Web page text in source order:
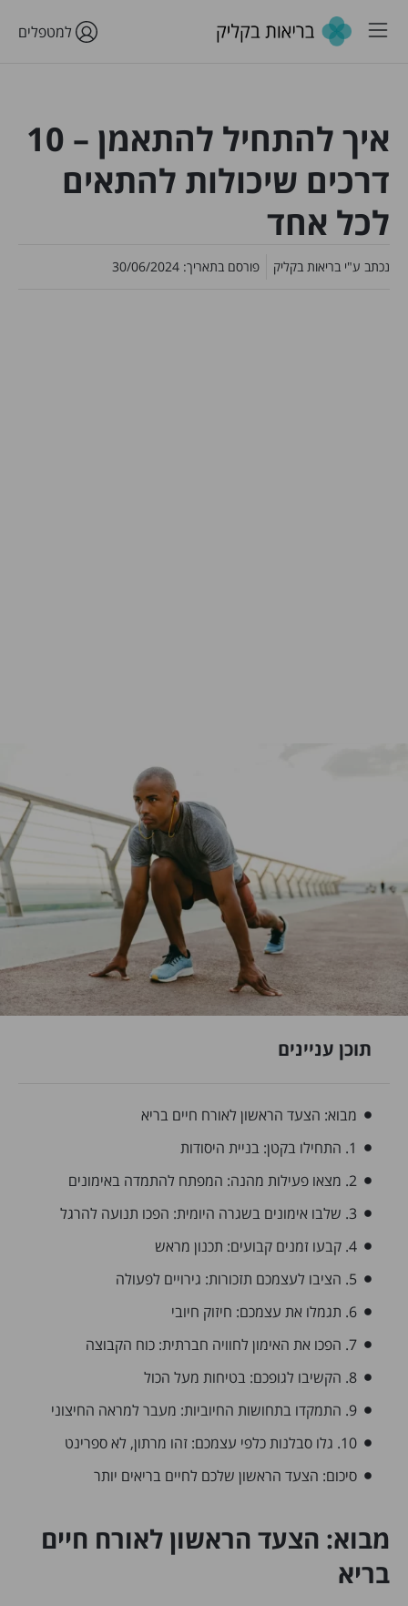
למטפלים
איך להתחיל להתאמן – 10
דרכים שיכולות להתאים
לכל אחד
נכתב ע"י בריאות בקליק פורסם בתאריך: 30/06/2024
תוכן עניינים
מבוא: הצעד הראשון לאורח חיים בריא
1. התחילו בקטן: בניית היסודות
2. מצאו פעילות מהנה: המפתח להתמדה באימונים
3. שלבו אימונים בשגרה היומית: הפכו תנועה להרגל
4. קבעו זמנים קבועים: תכנון מראש
5. הציבו לעצמכם תזכורות: גירויים לפעולה
6. תגמלו את עצמכם: חיזוק חיובי
7. הפכו את האימון לחוויה חברתית: כוח הקבוצה
8. הקשיבו לגופכם: בטיחות מעל הכול
9. התמקדו בתחושות החיוביות: מעבר למראה החיצוני
10. גלו סבלנות כלפי עצמכם: זהו מרתון, לא ספרינט
סיכום: הצעד הראשון שלכם לחיים בריאים יותר
מבוא: הצעד הראשון לאורח חיים
בריא